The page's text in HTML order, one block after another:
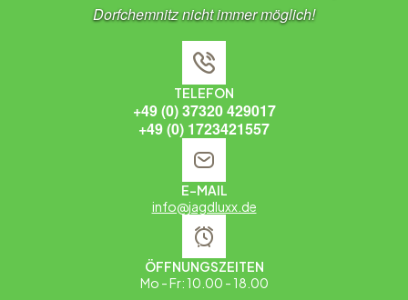
Dorfchemnitz nicht immer möglich!
TELEFON
+49 (0) 37320 429017
+49 (0) 1723421557
E-MAIL
info@jagdluxx.de
ÖFFNUNGSZEITEN
Mo - Fr: 10.00 - 18.00